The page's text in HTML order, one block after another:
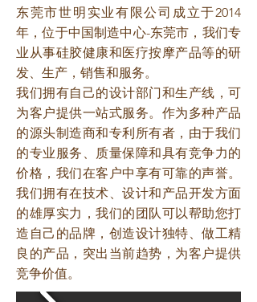
东莞市世明实业有限公司成立于2014
年，位于中国制造中心-东莞市，我们专
业从事硅胶健康和医疗按摩产品等的研
发、生产，销售和服务。
我们拥有自己的设计部门和生产线，可
为客户提供一站式服务。作为多种产品
的源头制造商和专利所有者，由于我们
的专业服务、质量保障和具有竞争力的
价格，我们在客户中享有可靠的声誉。
我们拥有在技术、设计和产品开发方面
的雄厚实力，我们的团队可以帮助您打
造自己的品牌，创造设计独特、做工精
良的产品，突出当前趋势，为客户提供
竞争价值。